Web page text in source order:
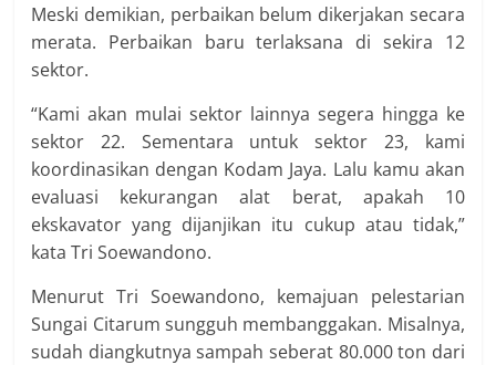
Meski demikian, perbaikan belum dikerjakan secara
merata. Perbaikan baru terlaksana di sekira 12
sektor.
“Kami akan mulai sektor lainnya segera hingga ke
sektor 22. Sementara untuk sektor 23, kami
koordinasikan dengan Kodam Jaya. Lalu kamu akan
evaluasi kekurangan alat berat, apakah 10
ekskavator yang dijanjikan itu cukup atau tidak,”
kata Tri Soewandono.
Menurut Tri Soewandono, kemajuan pelestarian
Sungai Citarum sungguh membanggakan. Misalnya,
sudah diangkutnya sampah seberat 80.000 ton dari